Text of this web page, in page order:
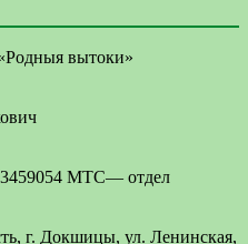
вытоки»
3459054 МТС— отдел
г. Докшицы, ул. Ленинская,